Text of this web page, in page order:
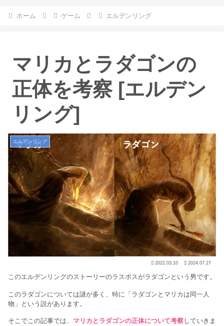
ホーム ゲーム エルデンリング
マリカとラダゴンの
正体を考察 [エルデン
リング]
エルデンリング
2022.03.10 2024.07.27
このエルデンリングのストーリーのラスボスがラダゴンという男です。
このラダゴンについては謎が多く、特に「ラダゴンとマリカは同一人
物」という説があります。
そこでこの記事では、 マリカとラダゴンの正体について考察していきま